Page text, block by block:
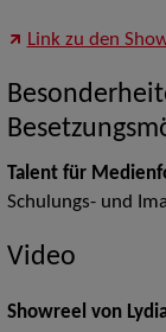
Link zu den
Talent für
Schulungs- und
Video
Showreel von